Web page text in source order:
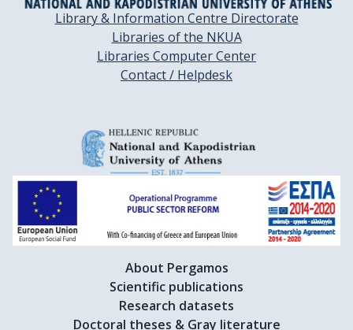
Library & Information Centre Directorate
Libraries of the NKUA
Libraries Computer Center
Contact / Helpdesk
About Pergamos
Scientific publications
Research datasets
Doctoral theses & Gray literature